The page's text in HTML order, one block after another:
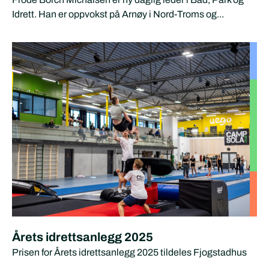
Idrett. Han er oppvokst på Arnøy i Nord-Troms og...
Årets idrettsanlegg 2025
Prisen for Årets idrettsanlegg 2025 tildeles Fjogstadhus